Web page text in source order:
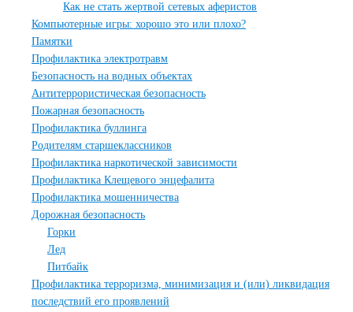
Как не стать жертвой сетевых аферистов
Компьютерные игры: хорошо это или плохо?
Памятки
Профилактика электротравм
Безопасность на водных объектах
Антитеррористическая безопасность
Пожарная безопасность
Профилактика буллинга
Родителям старшеклассников
Профилактика наркотической зависимости
Профилактика Клещевого энцефалита
Профилактика мошенничества
Дорожная безопасность
Горки
Лед
Питбайк
Профилактика терроризма, минимизация и (или) ликвидация
последствий его проявлений